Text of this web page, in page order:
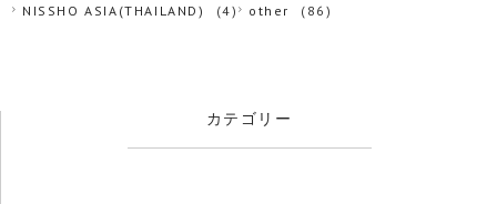
NISSHO ASIA(THAILAND) (4) other (86)
カテゴリー